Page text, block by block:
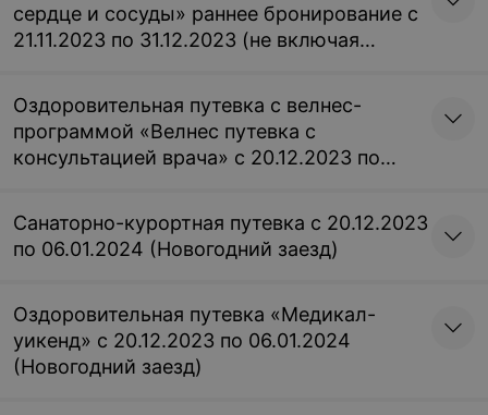
сердце и сосуды» раннее бронирование с
21.11.2023 по 31.12.2023 (не включая
Оздоровительная путевка с велнес-
программой «Велнес путевка с
консультацией врача» с 20.12.2023 по
Санаторно-курортная путевка с 20.12.2023
по 06.01.2024 (Новогодний заезд)
Оздоровительная путевка «Медикал-
уикенд» с 20.12.2023 по 06.01.2024
(Новогодний заезд)